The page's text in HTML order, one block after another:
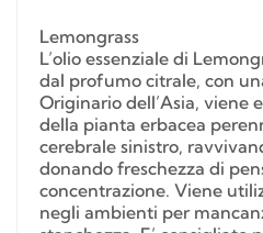
Lemongrass
L’olio essenziale di
dal profumo citrale, con
Originario dell’Asia, viene
della pianta erbacea
cerebrale sinistro,
donando freschezza di
concentrazione. Viene
negli ambienti per